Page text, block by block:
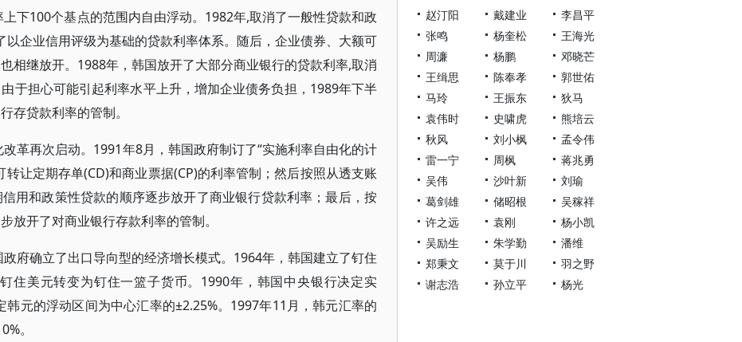
下100个基点的范围内自由浮动。1982年,取消了一般性贷款和政
企业信用评级为基础的贷款利率体系。随后，企业债券、大额可
相继放开。1988年，韩国放开了大部分商业银行的贷款利率,取消
于担心可能引起利率水平上升，增加企业债务负担，1989年下半
存贷款利率的管制。
革再次启动。1991年8月，韩国政府制订了“实施利率自由化的计
让定期存单(CD)和商业票据(CP)的利率管制；然后按照从透支账
用和政策性贷款的顺序逐步放开了商业银行贷款利率；最后，按
放开了对商业银行存款利率的管制。
府确立了出口导向型的经济增长模式。1964年，韩国建立了钉住
住美元转变为钉住一篮子货币。1990年，韩国中央银行决定实
韩元的浮动区间为中心汇率的±2.25%。1997年11月，韩元汇率的
。
赵汀阳
戴建业
李昌平
张鸣
杨奎松
王海光
周濂
杨鹏
邓晓芒
王缉思
陈奉孝
郭世佑
马玲
王振东
狄马
袁伟时
史啸虎
熊培云
秋风
刘小枫
孟令伟
雷一宁
周枫
蒋兆勇
吴伟
沙叶新
刘瑜
葛剑雄
储昭根
吴稼祥
许之远
袁刚
杨小凯
吴励生
朱学勤
潘维
郑秉文
莫于川
羽之野
谢志浩
孙立平 杨光